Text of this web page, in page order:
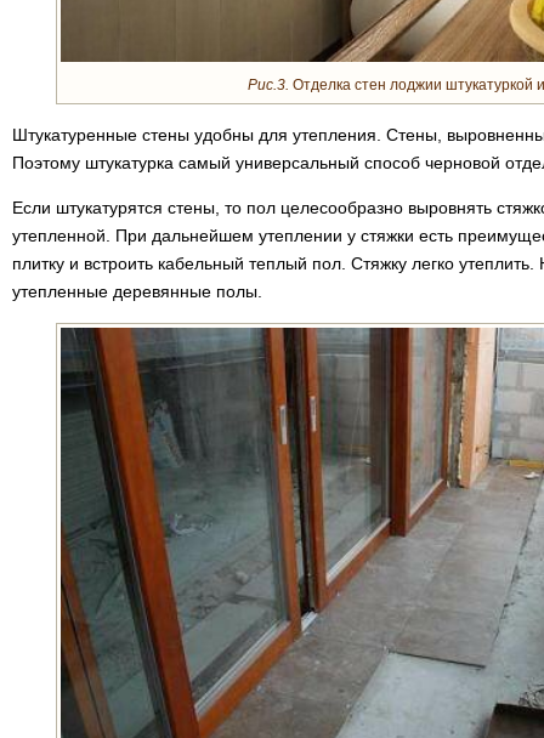
Рис.3. Отделка стен лоджии штукатуркой
Штукатуренные стены удобны для утепления. Стены,
Поэтому штукатурка самый универсальный способ черновой
Если штукатурятся стены, то пол целесообразно выровнять
утепленной. При дальнейшем утеплении у стяжки есть
плитку и встроить кабельный теплый пол. Стяжку легко утеплить.
утепленные деревянные полы.